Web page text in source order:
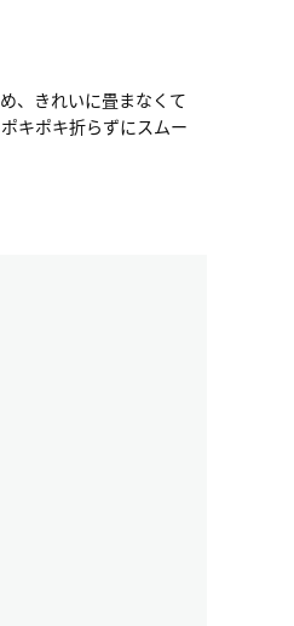
、きれいに畳まなくて
キポキ折らずにスムー